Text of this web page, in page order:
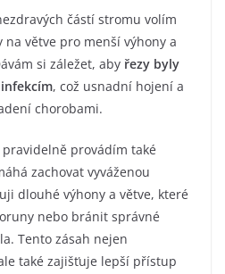
částí stromu volím
větve pro menší výhony a
si záležet, aby řezy byly
, což usnadní hojení a
chorobami.
provádím také
zachovat vyváženou
dlouhé výhony a větve, které
nebo bránit správné
Tento zásah nejen
také zajišťuje lepší přístup